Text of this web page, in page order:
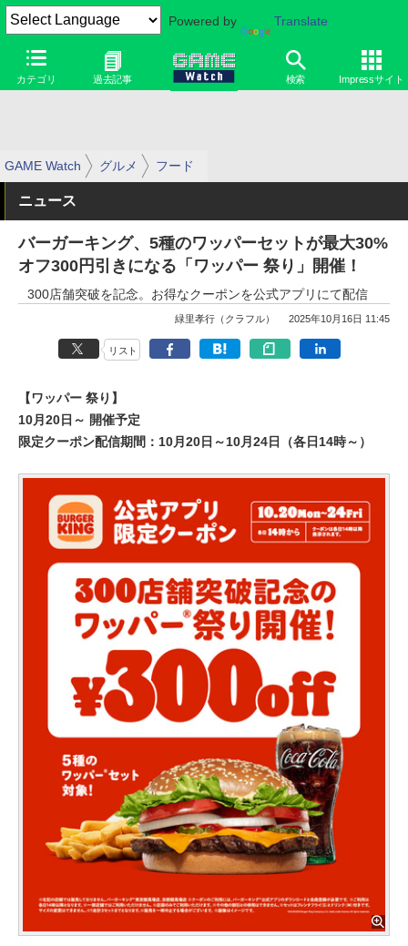
Powered by Translate
カテゴリ 過去記事 検索 Impressサイト
GAME Watch グルメ フード
ニュース
バーガーキング、5種のワッパーセットが最大30%
オフ300円引きになる「ワッパー 祭り」開催！
300店舗突破を記念。お得なクーポンを公式アプリにて配信
緑里孝行（クラフル） 2025年10月16日 11:45
リスト
【ワッパー 祭り】
10月20日～ 開催予定
限定クーポン配信期間：10月20日～10月24日（各日14時～）